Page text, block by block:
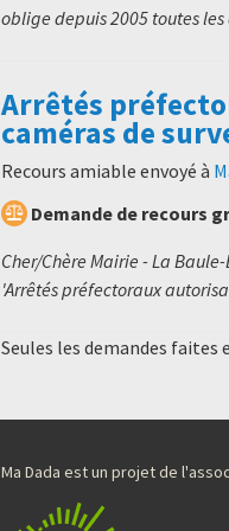
oblige depuis 2005 toutes
Arrêtés
caméras de
Recours amiable envoyé à
Demande de recours
Cher/Chère Mairie - La
'Arrêtés préfectoraux
Seules les demandes
Ma Dada est un projet de